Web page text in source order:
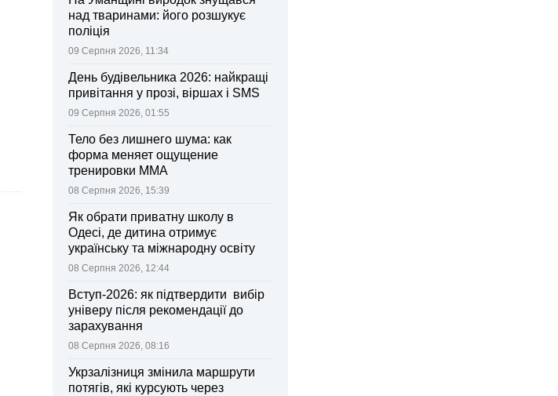
над тваринами: його розшукує
поліція
09 Серпня 2026, 11:34
День будівельника 2026: найкращі
привітання у прозі, віршах і SMS
09 Серпня 2026, 01:55
Тело без лишнего шума: как
форма меняет ощущение
тренировки ММА
08 Серпня 2026, 15:39
Як обрати приватну школу в
Одесі, де дитина отримує
українську та міжнародну освіту
08 Серпня 2026, 12:44
Вступ-2026: як підтвердити вибір
універу після рекомендації до
зарахування
08 Серпня 2026, 08:16
Укрзалізниця змінила маршрути
потягів, які курсують через